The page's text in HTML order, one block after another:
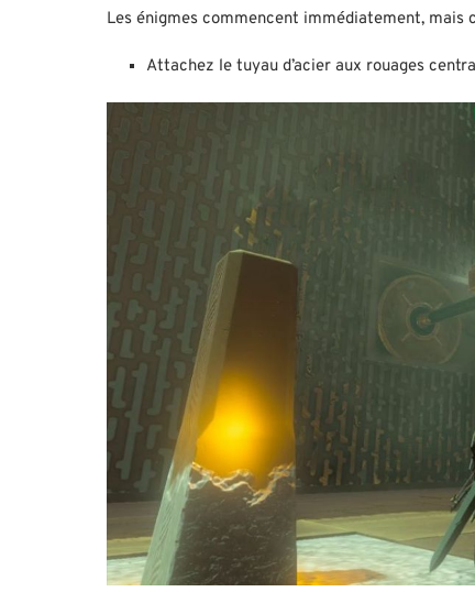
Les énigmes commencent immédiatement, mais
Attachez le tuyau d’acier aux rouages